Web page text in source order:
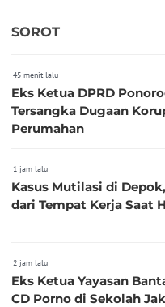
SOROT
45 menit lalu
Eks Ketua DPRD
Tersangka Dugaan
Perumahan
1 jam lalu
Kasus Mutilasi di
dari Tempat Kerja Saat
2 jam lalu
Eks Ketua Yayasan
CD Porno di Sekolah